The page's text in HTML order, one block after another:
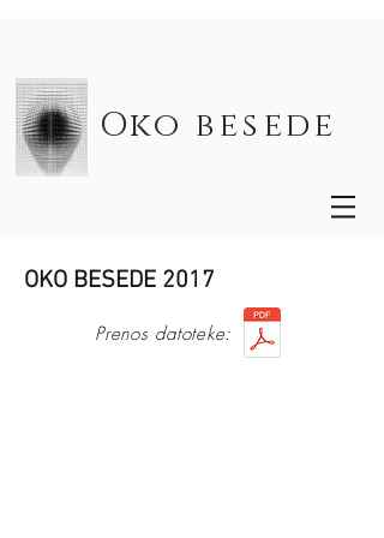
Oko besede
OKO BESEDE 2017
Prenos datoteke: